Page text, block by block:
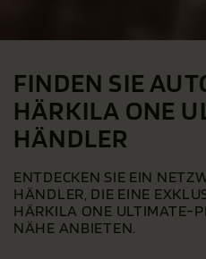
FINDEN SIE
HÄRKILA ONE
HÄNDLER
ENTDECKEN SIE EIN
HÄNDLER, DIE EINE
HÄRKILA ONE ULTIMATE-
NÄHE ANBIETEN.